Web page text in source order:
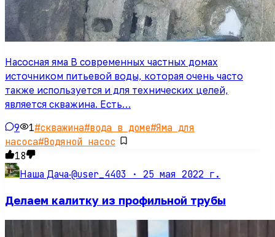
Насосная яма В современных частных домах
источником питьевой воды, которая очень часто
также используется и для технических целей,
является скважина. Есть…
9 1#скважина#вода в доме#Яма для
насоса#Водяной насос
18
Наша Дача·@user_4403 · 25 мая 2022 г.
Делаем калитку из профильной трубы